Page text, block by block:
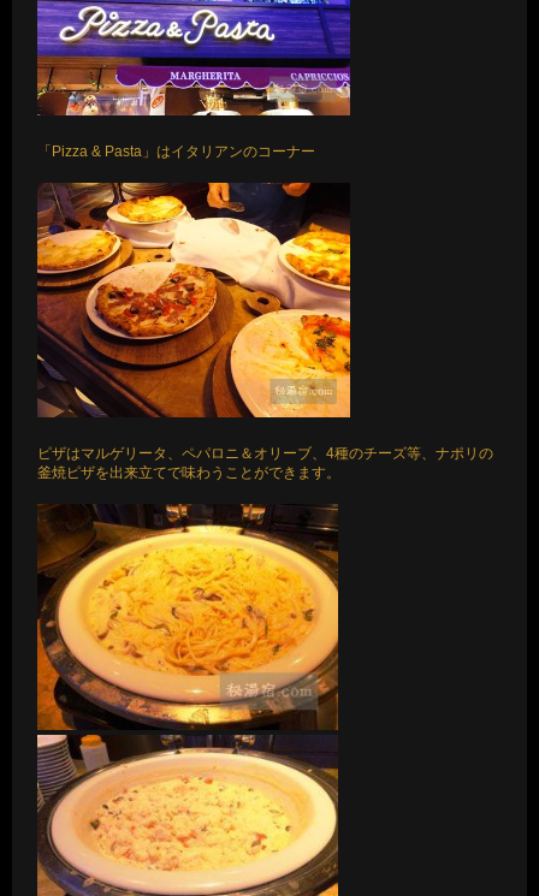
「Pizza & Pasta」はイタリアンのコーナー
ピザはマルゲリータ、ペパロニ＆オリーブ、4種のチーズ等、ナポリの
釜焼ピザを出来立てで味わうことができます。